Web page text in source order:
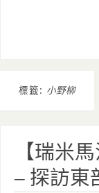
標籤: 小野柳
【瑞米
– 探訪東